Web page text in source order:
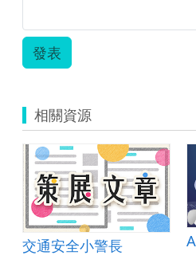
發表
相關資源
交通安全小警長